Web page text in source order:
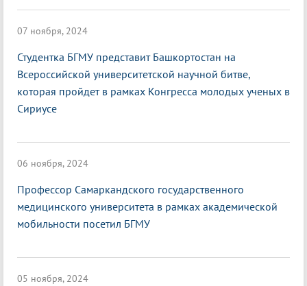
07 ноября, 2024
Студентка БГМУ представит Башкортостан на
Всероссийской университетской научной битве,
которая пройдет в рамках Конгресса молодых ученых в
Сириусе
06 ноября, 2024
Профессор Самаркандского государственного
медицинского университета в рамках академической
мобильности посетил БГМУ
05 ноября, 2024